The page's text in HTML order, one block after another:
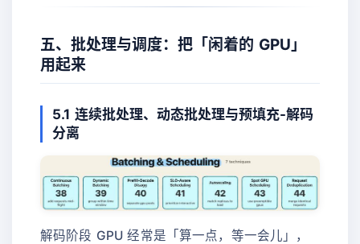
五、批处理与调度：把「闲着的 GPU」
用起来
5.1 连续批处理、动态批处理与预填充-解码
分离
解码阶段 GPU 经常是「算一点，等一会儿」，